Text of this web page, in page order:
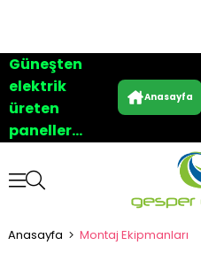
Güneşten
elektrik
üreten
paneller...
Anasayfa
Anasayfa Montaj Ekipmanları